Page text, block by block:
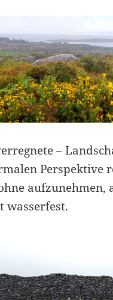
–
Perspektive
aufzunehmen,
wasserfest.